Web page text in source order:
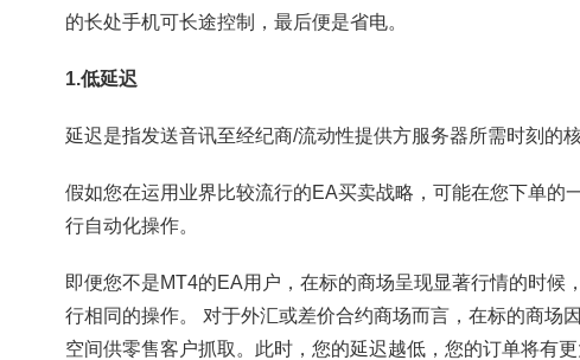
的长处手机可长途控制，最后便是省电。
1.低延迟
延迟是指发送音讯至经纪商/流动性提供方服务器所需时刻的
假如您在运用业界比较流行的EA买卖战略，可能在您下单的
行自动化操作。
即便您不是MT4的EA用户，在标的商场呈现显著行情的时候
行相同的操作。 对于外汇或差价合约商场而言，在标的商场
空间供零售客户抓取。此时，您的延迟越低，您的订单将有